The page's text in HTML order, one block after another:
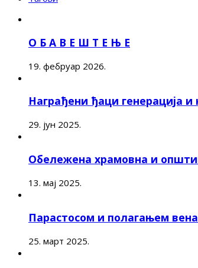
О Б А В Е Ш Т Е Њ Е
19. фебруар 2026.
Награђени ђаци генерација
29. јун 2025.
Обележена храмовна и
13. мај 2025.
Парастосом и полагањем
25. март 2025.